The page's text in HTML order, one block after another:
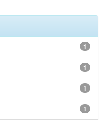
1
1
1
1